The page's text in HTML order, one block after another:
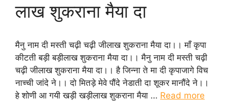
लाख शुकराना मैया दा
मैनु नाम दी मस्ती चढ़ी चढ़ी जीलाख शुकराना मैया दा।। माँ कृपा
कीटती बड़ी बड़ीलाख शुकराना मैया दा।। मैनु नाम दी मस्ती चढ़ी
चढ़ी जीलाख शुकराना मैया दा।। है जिन्ना ते मा दी कृपाजागे विच
नाच्ची जांदे ने।। दो मितड़े मेवे पौंदे नेडाती दा शूकर मानौंदे ने।।
हे शोणी आ गयी खड़ी खड़ीलाख शुकराना मैया … Read more